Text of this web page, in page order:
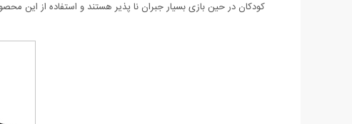
کودکان در حین بازی بسیار جبران نا پذیر هستند و استفاده از این